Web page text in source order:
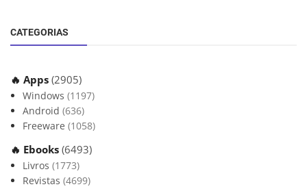
CATEGORIAS
🔥 Apps (2905)
Windows (1197)
Android (636)
Freeware (1058)
🔥 Ebooks (6493)
Livros (1773)
Revistas (4699)